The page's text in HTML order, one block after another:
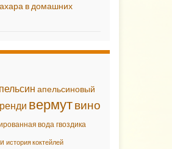
в домашних
апельсиновый
вермутвино
вода гвоздика
история коктейлей